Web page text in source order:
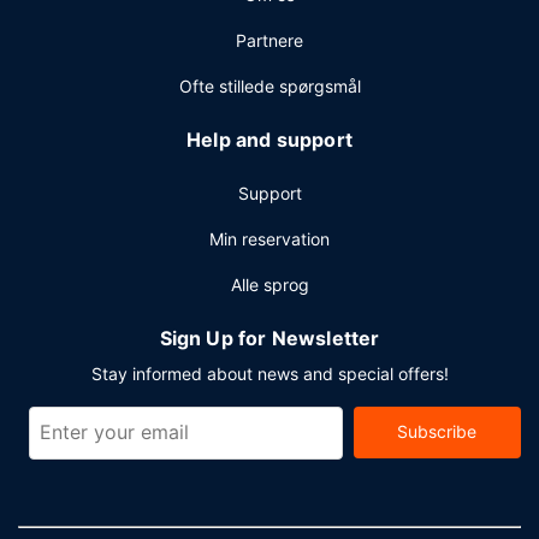
Partnere
Ofte stillede spørgsmål
Help and support
Support
Min reservation
Alle sprog
Sign Up for Newsletter
Stay informed about news and special offers!
Subscribe